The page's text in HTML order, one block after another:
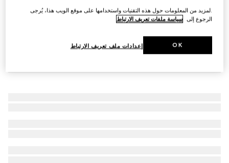
.لمزيد من المعلومات حول هذه التقنيات واستخدامها على موقع الويب هذا، يُرجى
الرجوع إلى سياسة ملفات تعريف الارتباط
إعدادات ملف تعريف الارتباط OK